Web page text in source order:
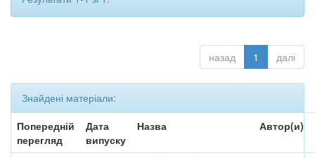
назад 1 далі
Знайдені матеріали:
Попередній
перегляд
Дата
випуску
Назва Автор(и)